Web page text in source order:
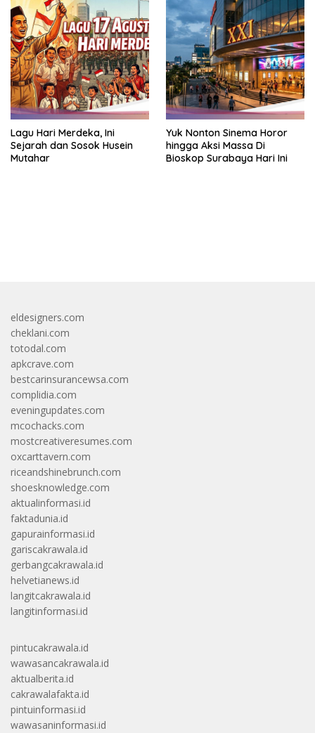
Lagu Hari Merdeka, Ini
Sejarah dan Sosok Husein
Mutahar
Yuk Nonton Sinema Horor
hingga Aksi Massa Di
Bioskop Surabaya Hari Ini
eldesigners.com
cheklani.com
totodal.com
apkcrave.com
bestcarinsurancewsa.com
complidia.com
eveningupdates.com
mcochacks.com
mostcreativeresumes.com
oxcarttavern.com
riceandshinebrunch.com
shoesknowledge.com
aktualinformasi.id
faktadunia.id
gapurainformasi.id
gariscakrawala.id
gerbangcakrawala.id
helvetianews.id
langitcakrawala.id
langitinformasi.id
pintucakrawala.id
wawasancakrawala.id
aktualberita.id
cakrawalafakta.id
pintuinformasi.id
wawasaninformasi.id